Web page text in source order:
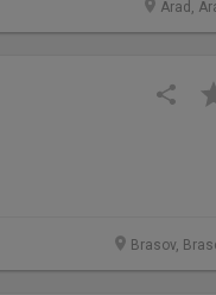
Arad,
Brasov,